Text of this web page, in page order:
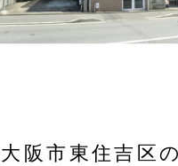
大阪市東住吉区